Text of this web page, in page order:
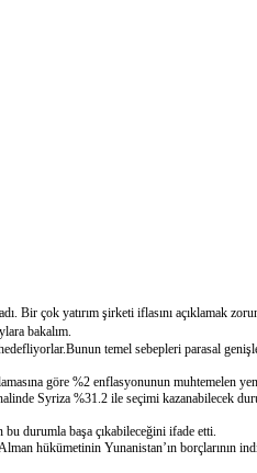
çok yatırım şirketi iflasını açıklamak
bakalım.
temel sebepleri parasal
göre %2 enflasyonunun muhtemelen yeni
Syriza %31.2 ile seçimi
durumla başa çıkabileceğini ifade etti.
hükümetinin Yunanistan’ın borçlarının